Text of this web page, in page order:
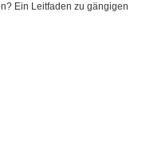
Ein Leitfaden zu gängigen